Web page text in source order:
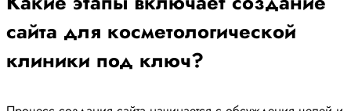
сайта для косметологической
клиники под ключ?